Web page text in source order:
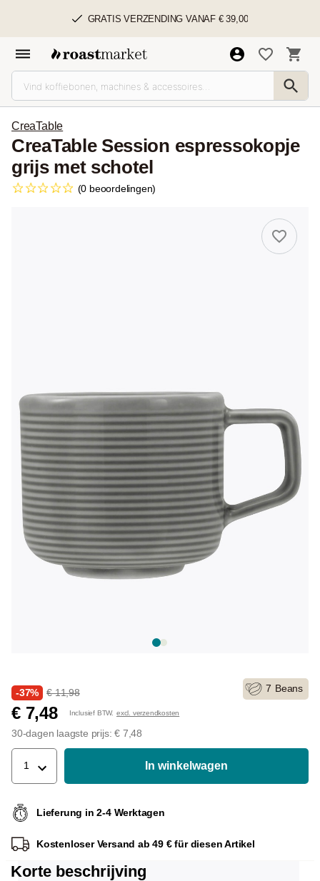
GRATIS VERZENDING VANAF € 39,00
CreaTable
CreaTable Session espressokopje
grijs met schotel
(0 beoordelingen)
-37% € 11,98
€ 7,48 Inclusief BTW. excl. verzendkosten
30-dagen laagste prijs: € 7,48
7 Beans
1 In winkelwagen
Lieferung in 2-4 Werktagen
Kostenloser Versand ab 49 € für diesen Artikel
Korte beschrijving